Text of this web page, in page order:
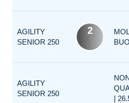
AGILITY
SENIOR 250
2
AGILITY
SENIOR 250
|